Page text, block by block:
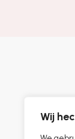
Wij